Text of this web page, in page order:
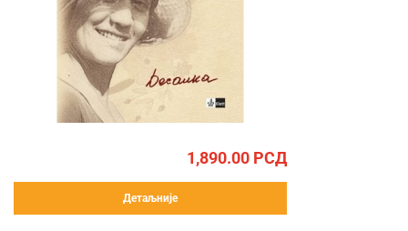
1,890.00 РСД
Детаљније